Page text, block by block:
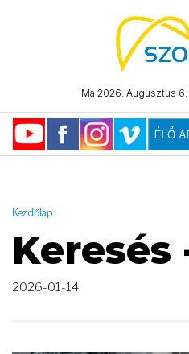
Ma 2026. Augusztus
"2026-01-14 23:59:59" )
Kezdőlap
Keresés
2026-01-14